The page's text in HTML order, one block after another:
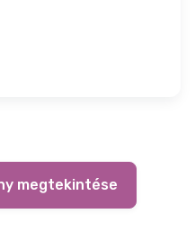
megtekintése